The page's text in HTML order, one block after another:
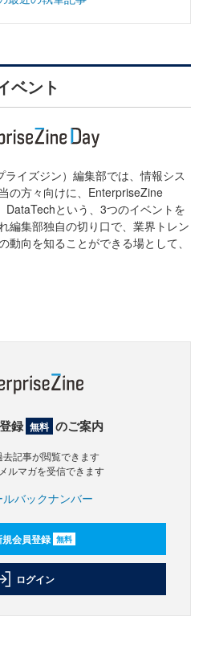
ベント
イズジン）編集部では、情報シス
の方々向けに、EnterpriseZine
DataTechという、3つのイベントを
編集部独自の切り口で、業界トレン
動向を知ることができる場として、
録 無料 のご案内
去記事が閲覧できます
ルマガを受信できます
ルバックナンバー
規会員登録 無料
ログイン